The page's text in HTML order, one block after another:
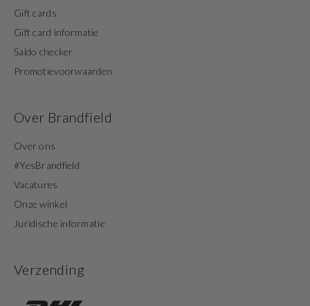
Gift cards
Gift card informatie
Saldo checker
Promotievoorwaarden
Over Brandfield
Over ons
#YesBrandfield
Vacatures
Onze winkel
Juridische informatie
Verzending